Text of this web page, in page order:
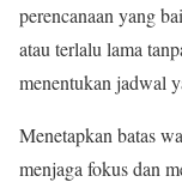
perencanaan yang
atau terlalu lama
menentukan jadwal
Menetapkan batas
menjaga fokus dan